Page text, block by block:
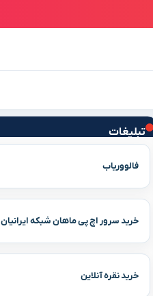
تبلیغات
فالووریاب
خرید سرور اچ پی ماهان شبکه ایرانیان
خرید نقره آنلاین